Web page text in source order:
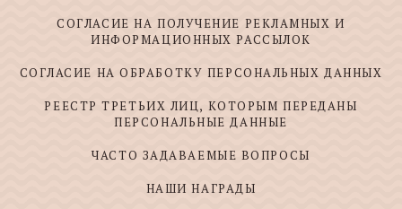
СОГЛАСИЕ НА ПОЛУЧЕНИЕ РЕКЛАМНЫХ И
ИНФОРМАЦИОННЫХ РАССЫЛОК
СОГЛАСИЕ НА ОБРАБОТКУ ПЕРСОНАЛЬНЫХ ДАННЫХ
РЕЕСТР ТРЕТЬИХ ЛИЦ, КОТОРЫМ ПЕРЕДАНЫ
ПЕРСОНАЛЬНЫЕ ДАННЫЕ
ЧАСТО ЗАДАВАЕМЫЕ ВОПРОСЫ
НАШИ НАГРАДЫ